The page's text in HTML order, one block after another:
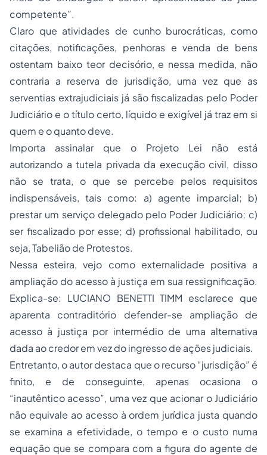
competente”.
Claro que atividades de cunho burocráticas, como
citações, notificações, penhoras e venda de bens
ostentam baixo teor decisório, e nessa medida, não
contraria a reserva de jurisdição, uma vez que as
serventias extrajudiciais já são fiscalizadas pelo Poder
Judiciário e o título certo, líquido e exigível já traz em si
quem e o quanto deve.
Importa assinalar que o Projeto Lei não está
autorizando a tutela privada da execução civil, disso
não se trata, o que se percebe pelos requisitos
indispensáveis, tais como: a) agente imparcial; b)
prestar um serviço delegado pelo Poder Judiciário; c)
ser fiscalizado por esse; d) profissional habilitado, ou
seja, Tabelião de Protestos.
Nessa esteira, vejo como externalidade positiva a
ampliação do acesso à justiça em sua ressignificação.
Explica-se: LUCIANO BENETTI TIMM esclarece que
aparenta contraditório defender-se ampliação de
acesso à justiça por intermédio de uma alternativa
dada ao credor em vez do ingresso de ações judiciais.
Entretanto, o autor destaca que o recurso “jurisdição” é
finito, e de conseguinte, apenas ocasiona o
“inautêntico acesso”, uma vez que acionar o Judiciário
não equivale ao acesso à ordem jurídica justa quando
se examina a efetividade, o tempo e o custo numa
equação que se compara com a figura do agente de